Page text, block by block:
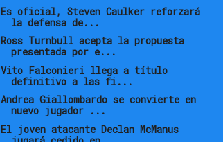
Es oficial, Steven Caulker reforzará
la defensa de...
Ross Turnbull acepta la propuesta
presentada por e...
Vito Falconieri llega a título
definitivo a las fi...
Andrea Giallombardo se convierte en
nuevo jugador ...
El joven atacante Declan McManus